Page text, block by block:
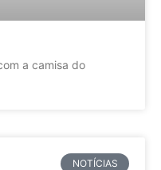
a camisa do
NOTÍCIAS